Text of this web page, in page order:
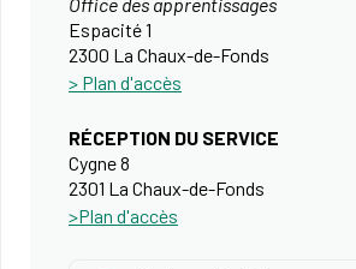
Espacité 1
2300 La Chaux-de-Fonds
> Plan d'accès
RÉCEPTION DU SERVICE
Cygne 8​
​2301 La Chaux-de-Fonds
>Plan d'accès